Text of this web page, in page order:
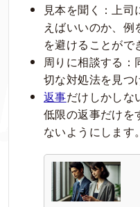
見本を聞く：上
えばいいのか、
を避けることがで
周りに相談する：
切な対処法を見つ
返事だけしかしな
低限の返事だけを
ないようにします。